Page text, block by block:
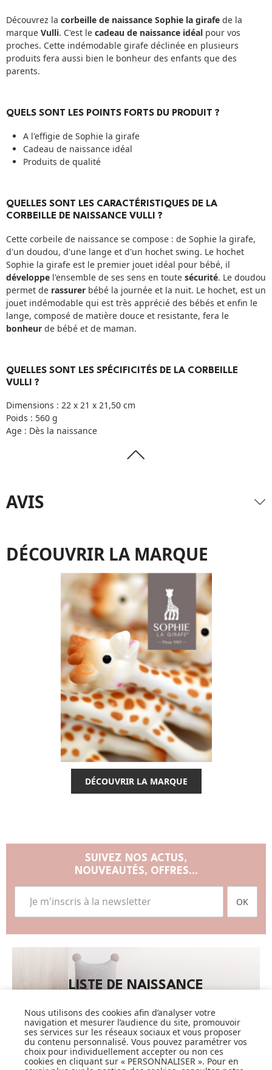
Découvrez la corbeille de naissance Sophie la girafe de la
marque Vulli. C'est le cadeau de naissance idéal pour vos
proches. Cette indémodable girafe déclinée en plusieurs
produits fera aussi bien le bonheur des enfants que des
parents.
QUELS SONT LES POINTS FORTS DU PRODUIT ?
A l'effigie de Sophie la girafe
Cadeau de naissance idéal
Produits de qualité
QUELLES SONT LES CARACTÉRISTIQUES DE LA
CORBEILLE DE NAISSANCE VULLI ?
Cette corbeile de naissance se compose : de Sophie la girafe,
d'un doudou, d'une lange et d'un hochet swing. Le hochet
Sophie la girafe est le premier jouet idéal pour bébé, il
développe l'ensemble de ses sens en toute sécurité. Le doudou
permet de rassurer bébé la journée et la nuit. Le hochet, est un
jouet indémodable qui est très apprécié des bébés et enfin le
lange, composé de matière douce et resistante, fera le
bonheur de bébé et de maman.
QUELLES SONT LES SPÉCIFICITÉS DE LA CORBEILLE
VULLI ?
Dimensions : 22 x 21 x 21,50 cm
Poids : 560 g
Age : Dès la naissance
AVIS
DÉCOUVRIR LA MARQUE
DÉCOUVRIR LA MARQUE
SUIVEZ NOS ACTUS,
NOUVEAUTÉS, OFFRES...
OK
LISTE DE NAISSANCE
JE DÉCOUVRE
Nous utilisons des cookies afin d’analyser votre
navigation et mesurer l’audience du site, promouvoir
ses services sur les réseaux sociaux et vous proposer
du contenu personnalisé. Vous pouvez paramétrer vos
choix pour individuellement accepter ou non ces
cookies en cliquant sur « PERSONNALISER ». Pour en